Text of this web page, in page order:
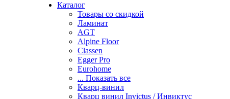
Каталог
Товары со скидкой
Ламинат
AGT
Alpine Floor
Classen
Egger Pro
Eurohome
... Показать все
Кварц-винил
Кварц винил Invictus / Инвиктус